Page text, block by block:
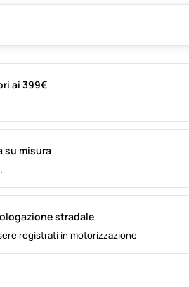
ai 399€
su misura
stradale
registrati in motorizzazione